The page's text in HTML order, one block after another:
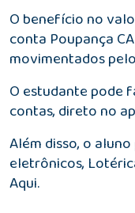
O benefício no
conta Poupança
movimentados
O estudante pode
contas, direto no
Além disso, o
eletrônicos,
Aqui.